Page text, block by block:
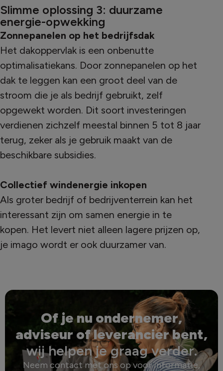
Slimme oplossing 3: duurzame
energie-opwekking
Zonnepanelen op het bedrijfsdak
Het dakoppervlak is een onbenutte
optimalisatiekans. Door zonnepanelen op het
dak te leggen kan een groot deel van de
stroom die je als bedrijf gebruikt, zelf
opgewekt worden. Dit soort investeringen
verdienen zichzelf meestal binnen 5 tot 8 jaar
terug, zeker als je gebruik maakt van de
beschikbare subsidies.
Collectief windenergie inkopen
Als groter bedrijf of bedrijventerrein kan het
interessant zijn om samen energie in te
kopen. Het levert niet alleen lagere prijzen op,
je imago wordt er ook duurzamer van.
Of je nu ondernemer,
adviseur of leverancier bent,
wij helpen je graag verder.
Neem contact met ons op voor informatie,